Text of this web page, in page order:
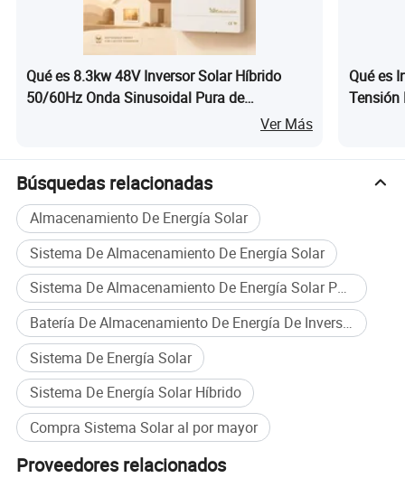
Qué es 8.3kw 48V Inversor Solar Híbrido
50/60Hz Onda Sinusoidal Pura de
Adaptación Automática 230V Sistema de
Ver Más
Qué es
Tensión
Búsquedas relacionadas
Almacenamiento De Energía Solar
Sistema De Almacenamiento De Energía Solar
Sistema De Almacenamiento De Energía Solar Para El Hogar
Batería De Almacenamiento De Energía De Inversor Solar
Sistema De Energía Solar
Sistema De Energía Solar Híbrido
Compra Sistema Solar al por mayor
Proveedores relacionados